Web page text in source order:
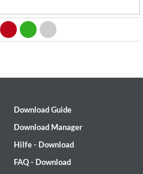
Download Guide
Download Manager
Hilfe - Download
FAQ - Download